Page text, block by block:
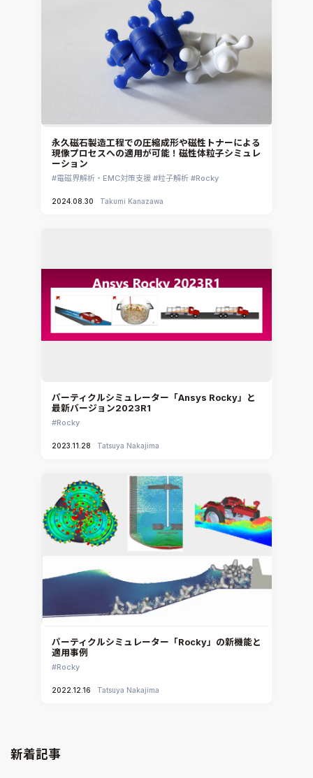
Ansys Granta MI
Ansys Granta Selector
永久磁石製造工程での圧縮成形や磁性トナーによる
現像プロセスへの適用が可能！磁性体粒子シミュレ
ーション
電磁界解析・EMC対策支援 粒子解析 Rocky
2024.08.30 Takumi Kanazawa
パーティクルシミュレーター「Ansys Rocky」と
最新バージョン2023R1
Rocky
2023.11.28 Tatsuya Nakajima
パーティクルシミュレーター「Rocky」の新機能と
適用事例
Rocky
2022.12.16 Tatsuya Nakajima
新着記事